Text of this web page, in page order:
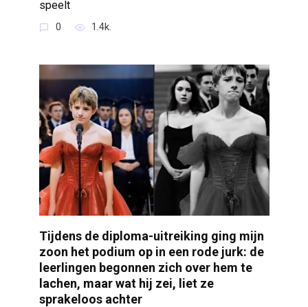
speelt
0 1.4k.
Tijdens de diploma-uitreiking ging mijn
zoon het podium op in een rode jurk: de
leerlingen begonnen zich over hem te
lachen, maar wat hij zei, liet ze
sprakeloos achter